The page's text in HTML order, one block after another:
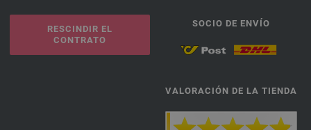
RESCINDIR EL
CONTRATO
SOCIO DE ENVÍO
VALORACIÓN DE LA TIENDA